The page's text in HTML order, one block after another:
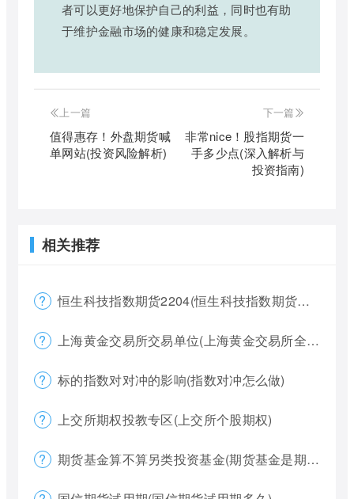
者可以更好地保护自己的利益，同时也有助
于维护金融市场的健康和稳定发展。
上一篇
值得惠存！外盘期货喊
单网站(投资风险解析)
下一篇
非常nice！股指期货一
手多少点(深入解析与
投资指南)
相关推荐
恒生科技指数期货2204(恒生科技指数期货夜盘)
上海黄金交易所交易单位(上海黄金交易所全称)
标的指数对对冲的影响(指数对冲怎么做)
上交所期权投教专区(上交所个股期权)
期货基金算不算另类投资基金(期货基金是期货还是基金)